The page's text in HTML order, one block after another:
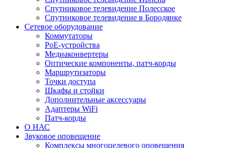
Спутниковое телевидение Полесское
Спутниковое телевидение в Бородянке
Сетевое оборудование
Коммутаторы
PoE-устройства
Медиаконвертеры
Оптические компоненты, патч-корды
Маршрутизаторы
Точки доступа
Шкафы и стойки
Дополнительные аксессуары
Адаптеры WiFi
Патч-корды
О НАС
Звуковое оповещение
Комплексы многоцелевого оповещения